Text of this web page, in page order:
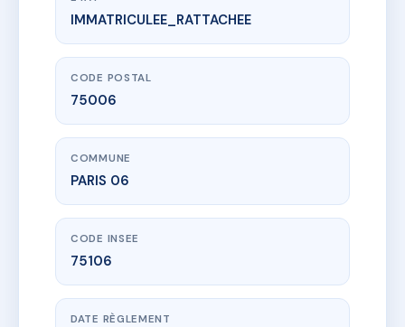
www.vme.plus/AE1289594
DES CISEAUX
8 r des ciseaux
IMMATRICULEE_RATTACHEE
CODE POSTAL
75006
COMMUNE
PARIS 06
CODE INSEE
75106
DATE RÈGLEMENT